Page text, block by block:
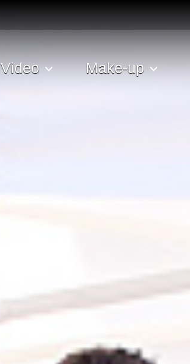
Video Make-up